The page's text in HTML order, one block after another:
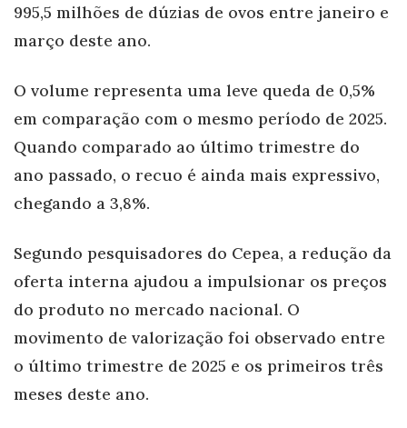
995,5 milhões de dúzias de ovos entre janeiro e
março deste ano.
O volume representa uma leve queda de 0,5%
em comparação com o mesmo período de 2025.
Quando comparado ao último trimestre do
ano passado, o recuo é ainda mais expressivo,
chegando a 3,8%.
Segundo pesquisadores do Cepea, a redução da
oferta interna ajudou a impulsionar os preços
do produto no mercado nacional. O
movimento de valorização foi observado entre
o último trimestre de 2025 e os primeiros três
meses deste ano.